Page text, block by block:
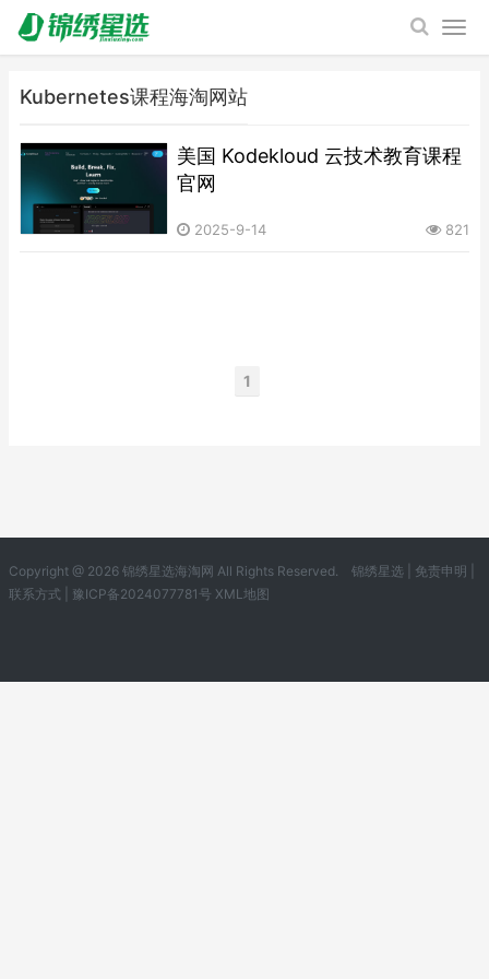
Kubernetes课程海淘网站
美国 Kodekloud 云技术教育课程
官网
2025-9-14 821
1
Copyright @ 2026 锦绣星选海淘网 All Rights Reserved. 锦绣星选 免责申明
联系方式
豫ICP备2024077781号 XML地图